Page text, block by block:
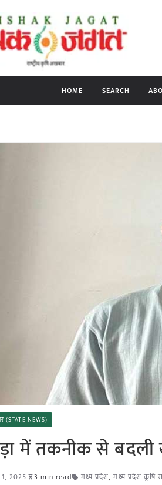
HOME SEARCH
(STATE NEWS)
में तकनीक से बदली
2025 3 min read मध्य प्रदेश,मध्य प्रदेश कृषि